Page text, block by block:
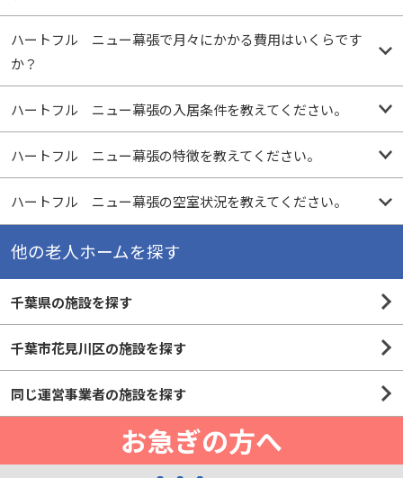
ハートフル ニュー幕張で月々にかかる費用はいくらです
か？
ハートフル ニュー幕張の入居条件を教えてください。
ハートフル ニュー幕張の特徴を教えてください。
ハートフル ニュー幕張の空室状況を教えてください。
他の老人ホームを探す
千葉県の施設を探す
千葉市花見川区の施設を探す
同じ運営事業者の施設を探す
お急ぎの方へ